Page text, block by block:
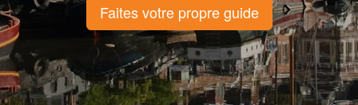
Faites votre propre guide